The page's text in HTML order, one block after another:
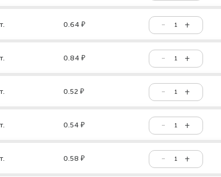
0.64 ₽
0.84 ₽
0.52 ₽
0.54 ₽
0.58 ₽